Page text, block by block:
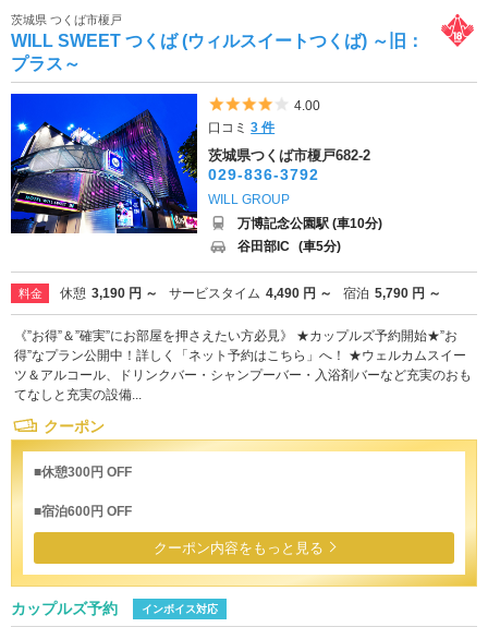
茨城県 つくば市榎戸
WILL SWEET つくば (ウィルスイートつくば) ～旧：
プラス～
5つ星のうち4
4.00
口コミ3 件
茨城県つくば市榎戸682-2
029-836-3792
WILL GROUP
万博記念公園駅 (車10分)
谷田部IC (車5分)
料金 休憩 3,190 円 ～ サービスタイム 4,490 円 ～ 宿泊 5,790 円 ～
《”お得”＆”確実”にお部屋を押さえたい方必見》 ★カップルズ予約開始★”お
得”なプラン公開中！詳しく「ネット予約はこちら」へ！ ★ウェルカムスイー
ツ＆アルコール、ドリンクバー・シャンプーバー・入浴剤バーなど充実のおも
てなしと充実の設備...
クーポン
■休憩300円 OFF
■宿泊600円 OFF
クーポン内容をもっと見る
カップルズ予約 インボイス対応